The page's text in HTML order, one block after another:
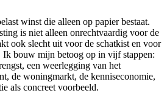
winst die alleen op papier bestaat.
is niet alleen onrechtvaardig voor de
ook slecht uit voor de schatkist en voor
Ik bouw mijn betoog op in vijf stappen:
een weerlegging van het
de woningmarkt, de kenniseconomie,
als concreet voorbeeld.